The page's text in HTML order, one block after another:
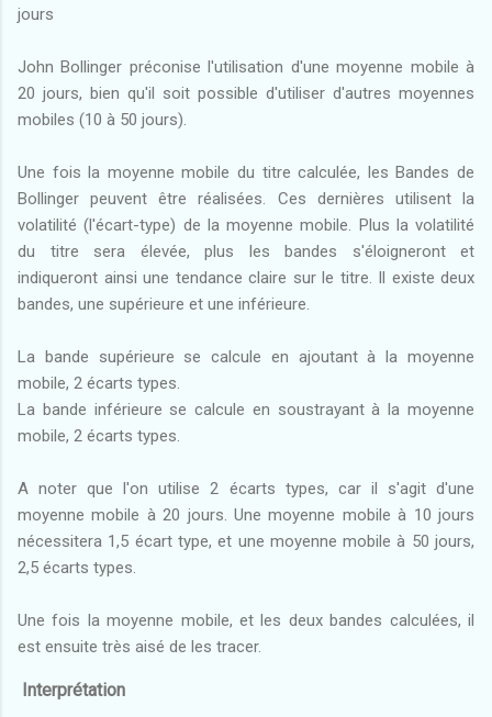
jours
John Bollinger préconise l'utilisation d'une moyenne mobile à
20 jours, bien qu'il soit possible d'utiliser d'autres moyennes
mobiles (10 à 50 jours).
Une fois la moyenne mobile du titre calculée, les Bandes de
Bollinger peuvent être réalisées. Ces dernières utilisent la
volatilité (l'écart-type) de la moyenne mobile. Plus la volatilité
du titre sera élevée, plus les bandes s'éloigneront et
indiqueront ainsi une tendance claire sur le titre. Il existe deux
bandes, une supérieure et une inférieure.
La bande supérieure se calcule en ajoutant à la moyenne
mobile, 2 écarts types.
La bande inférieure se calcule en soustrayant à la moyenne
mobile, 2 écarts types.
A noter que l'on utilise 2 écarts types, car il s'agit d'une
moyenne mobile à 20 jours. Une moyenne mobile à 10 jours
nécessitera 1,5 écart type, et une moyenne mobile à 50 jours,
2,5 écarts types.
Une fois la moyenne mobile, et les deux bandes calculées, il
est ensuite très aisé de les tracer.
Interprétation